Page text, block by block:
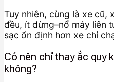
Tuy nhiên, cùng là xe cũ,
đều, ít dừng–nổ máy liên
sạc ổn định hơn xe chỉ
Có nên chỉ thay ắc quy
không?